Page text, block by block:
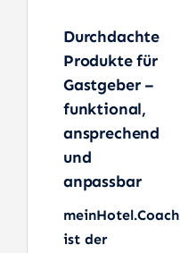
Durchdachte
Produkte für
Gastgeber –
funktional,
ansprechend
und
anpassbar
meinHotel.Coach
ist der